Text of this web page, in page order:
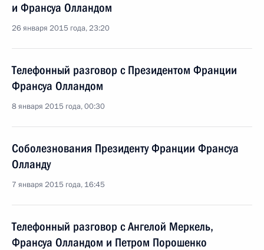
и Франсуа Олландом
26 января 2015 года, 23:20
Телефонный разговор с Президентом Франции
Франсуа Олландом
8 января 2015 года, 00:30
Соболезнования Президенту Франции Франсуа
Олланду
7 января 2015 года, 16:45
Телефонный разговор с Ангелой Меркель,
Франсуа Олландом и Петром Порошенко